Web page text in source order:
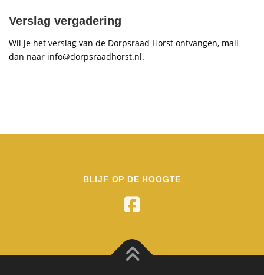
Verslag vergadering
Wil je het verslag van de Dorpsraad Horst ontvangen, mail
dan naar info@dorpsraadhorst.nl.
BLIJF OP DE HOOGTE